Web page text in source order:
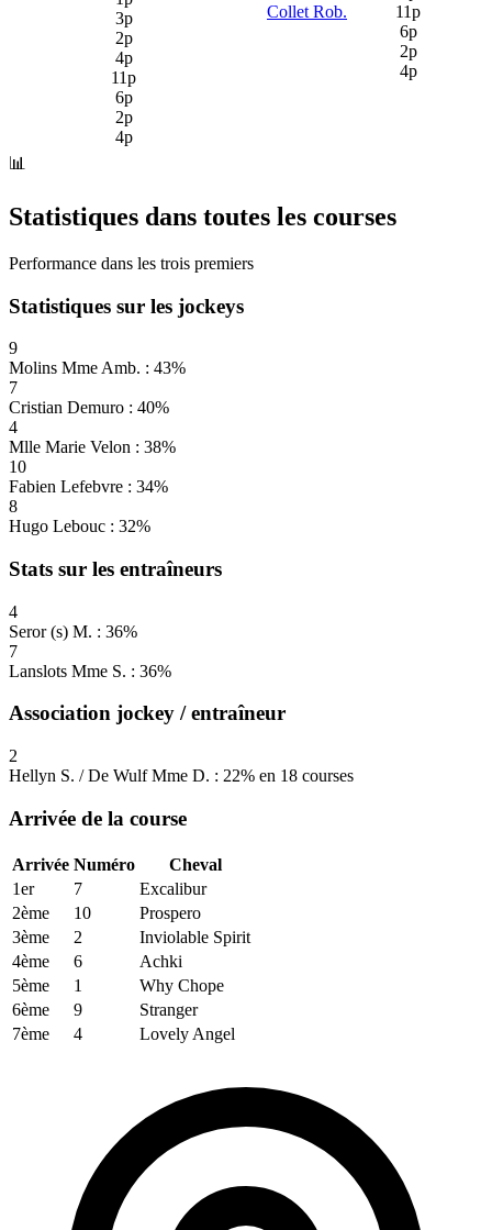
3p
2p
4p
11p
6p
2p
4p
Collet Rob.
11p
6p
2p
4p
📊
Statistiques dans toutes les courses
Performance dans les trois premiers
Statistiques sur les jockeys
9
Molins Mme Amb. : 43%
7
Cristian Demuro : 40%
4
Mlle Marie Velon : 38%
10
Fabien Lefebvre : 34%
8
Hugo Lebouc : 32%
Stats sur les entraîneurs
4
Seror (s) M. : 36%
7
Lanslots Mme S. : 36%
Association jockey / entraîneur
2
Hellyn S. / De Wulf Mme D. : 22% en 18 courses
Arrivée de la course
Arrivée Numéro
Cheval
1er
7
Excalibur
2ème
10
Prospero
3ème
2
Inviolable Spirit
4ème
6
Achki
5ème
1
Why Chope
6ème
9
Stranger
7ème
4 Lovely Angel